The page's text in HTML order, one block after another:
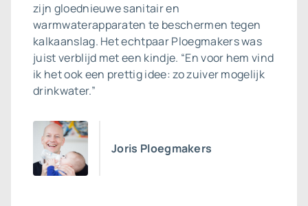
zijn gloednieuwe sanitair en
warmwaterapparaten te beschermen tegen
kalkaanslag. Het echtpaar Ploegmakers was
juist verblijd met een kindje. “En voor hem vind
ik het ook een prettig idee: zo zuiver mogelijk
drinkwater.”
Joris Ploegmakers